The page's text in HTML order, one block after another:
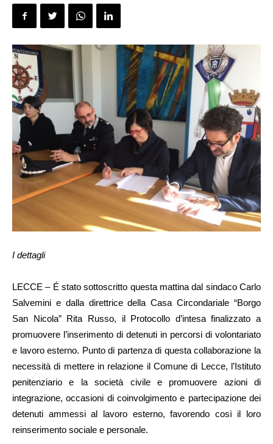
I dettagli
LECCE – É stato sottoscritto questa mattina dal sindaco Carlo
Salvemini e dalla direttrice della Casa Circondariale “Borgo
San Nicola” Rita Russo, il Protocollo d’intesa finalizzato a
promuovere l’inserimento di detenuti in percorsi di volontariato
e lavoro esterno. Punto di partenza di questa collaborazione la
necessità di mettere in relazione il Comune di Lecce, l’Istituto
penitenziario e la società civile e promuovere azioni di
integrazione, occasioni di coinvolgimento e partecipazione dei
detenuti ammessi al lavoro esterno, favorendo così il loro
reinserimento sociale e personale.